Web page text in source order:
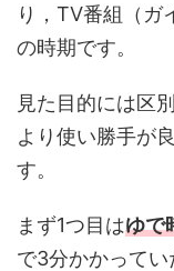
り，TV番組（ガ
の時期です。
見た目的には区
より使い勝手が
す。
まず1つ目はゆで
で3分かかって